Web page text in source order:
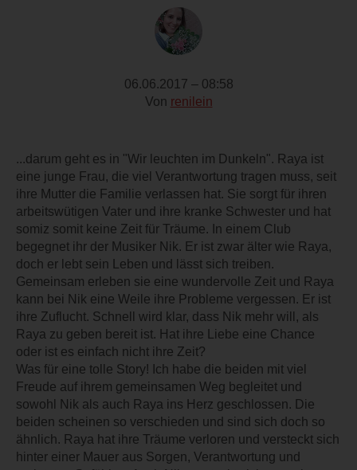
06.06.2017 – 08:58
Von renilein
...darum geht es in "Wir leuchten im Dunkeln". Raya ist
eine junge Frau, die viel Verantwortung tragen muss, seit
ihre Mutter die Familie verlassen hat. Sie sorgt für ihren
arbeitswütigen Vater und ihre kranke Schwester und hat
somiz somit keine Zeit für Träume. In einem Club
begegnet ihr der Musiker Nik. Er ist zwar älter wie Raya,
doch er lebt sein Leben und lässt sich treiben.
Gemeinsam erleben sie eine wundervolle Zeit und Raya
kann bei Nik eine Weile ihre Probleme vergessen. Er ist
ihre Zuflucht. Schnell wird klar, dass Nik mehr will, als
Raya zu geben bereit ist. Hat ihre Liebe eine Chance
oder ist es einfach nicht ihre Zeit?
Was für eine tolle Story! Ich habe die beiden mit viel
Freude auf ihrem gemeinsamen Weg begleitet und
sowohl Nik als auch Raya ins Herz geschlossen. Die
beiden scheinen so verschieden und sind sich doch so
ähnlich. Raya hat ihre Träume verloren und versteckt sich
hinter einer Mauer aus Sorgen, Verantwortung und